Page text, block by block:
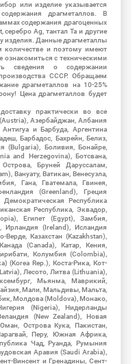
или изделие указывается
драгметаллов. В
содержания драгоценных
Ag, тантал Ta и другие
изделия. Данные драгметаллы
количестве и поэтому имеют
ознакомиться с техническими
сведения о содержании
СССР. Обращаем
драгметаллов на 10-25%
Цена драгметаллов будет
практически во все
Азербайджан, Албания
и Барбуда, Аргентина
Барбадос, Бахрейн, Белиз,
(Bulgaria), Боливия, Бонайре,
and Herzegovina), Ботсвана,
Бруней Даруссалам,
Вануату, Ватикан, Венесуэла,
Гана, Гватемала, Гвинея,
(Greenland), Греция
Республика
Республика, Эквадор,
Египет (Egypt), Замбия,
Ирландия (Ireland), Исландия
Казахстан (Kazakhstan),
(Canada), Катар, Кения,
Колумбия (Colombia),
(Korea Rep.), Коста-Рика, Кот-
Лесото, Литва (Lithuania),
Мьянма, Маврикий,
Мали, Мальдивы, Мальта,
Молдова (Moldova), Монако,
(Nigeria), Нидерланды
(New Zealand), Новая
Острова Кука, Пакистан,
Перу, Южная Африка,
Чад, Руанда, Румыния
Аравия (Saudi Arabia),
Винсент и Гренадины, Сент-